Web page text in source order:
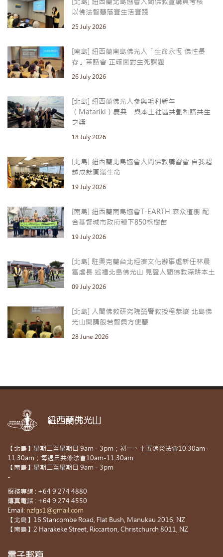
以佛法智慧落實生活實踐
25 July 2026
[南島] 紐西蘭南島佛光人「生命永恆 佛性長
存」茶話會 正確面對生死課題
26 July 2026
[北島] 紐西蘭佛光人參與毛利新年
（Matariki）慶典 與本土社區共劃和諧共生
之槳
18 July 2026
[北島] 紐西蘭北島協會人間佛教講習會 自我超
越成就圓滿生命
19 July 2026
[南島] 紐西蘭南島協會T-EARTH 森众植樹 配
合基督城市政府種下850株樹苗
19 July 2026
[北島] 駐奧克蘭台北經濟文化辦事處新任林晨
富處長 巡禮北島佛光山 見證人間佛教深耕本土
09 July 2026
[北島] 人間佛教研究院榮譽教授程恭讓 北島佛
光山開講般若智與方便慧
28 June 2026
紐西蘭佛光山
【北島】星期二至星期日 9am - 3pm；初一、十五消災法會10.30am-
11.30am；每週日共修法會10am-11.30am
【南島】星期二至星期日 9am - 3pm
-
服務專線 : +64 9 274 4880
傳真電話 : +64 9 274 4550
Email: nzfgs1@gmail.com
【北島】16 Stancombe Road, Flat Bush, Manukau 2016, NZ
【南島】2 Harakeke Street, Riccarton, Christchurch 8011, NZ
電子郵箱